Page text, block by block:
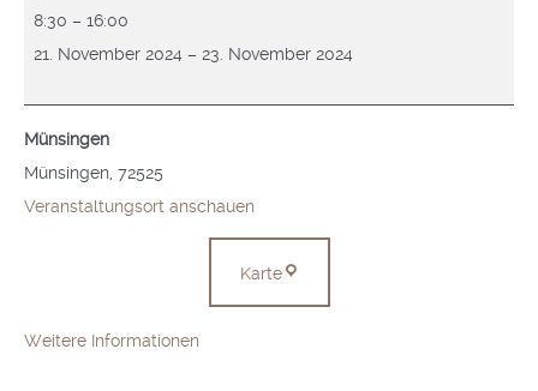
Holzerntelehrgang
(Modul
DGUV-
I
214-
059)
8:30 – 16:00
21. November 2024 – 23. November 2024
Münsingen
Münsingen 72525
Veranstaltungsort anschauen
KarteMünsingen
Weitere Informationen